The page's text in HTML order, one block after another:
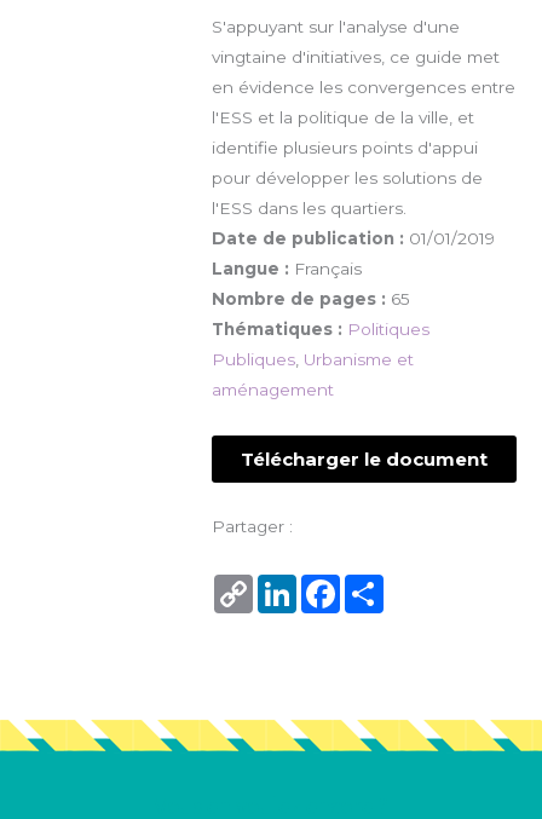
S'appuyant sur l'analyse d'une
vingtaine d'initiatives, ce guide met
en évidence les convergences entre
l'ESS et la politique de la ville, et
identifie plusieurs points d'appui
pour développer les solutions de
l'ESS dans les quartiers.
Date de publication : 01/01/2019
Langue : Français
Nombre de pages : 65
Thématiques : Politiques
Publiques, Urbanisme et
aménagement
Télécharger le document
Partager :
Copy
Link
LinkedInFacebook
Share